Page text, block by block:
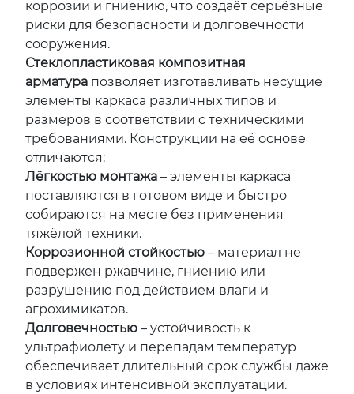
коррозии и гниению, что создаёт серьёзные
риски для безопасности и долговечности
сооружения.
Стеклопластиковая композитная
арматура позволяет изготавливать несущие
элементы каркаса различных типов и
размеров в соответствии с техническими
требованиями. Конструкции на её основе
отличаются:
Лёгкостью монтажа – элементы каркаса
поставляются в готовом виде и быстро
собираются на месте без применения
тяжёлой техники.
Коррозионной стойкостью – материал не
подвержен ржавчине, гниению или
разрушению под действием влаги и
агрохимикатов.
Долговечностью – устойчивость к
ультрафиолету и перепадам температур
обеспечивает длительный срок службы даже
в условиях интенсивной эксплуатации.